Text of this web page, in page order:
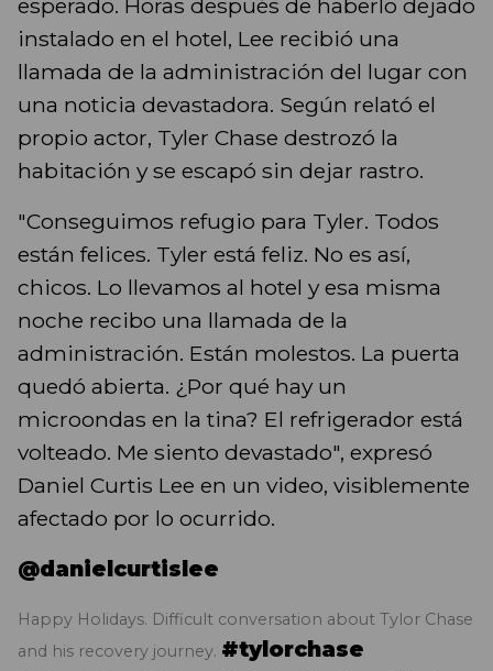
esperado. Horas después de haberlo dejado
instalado en el hotel, Lee recibió una
llamada de la administración del lugar con
una noticia devastadora. Según relató el
propio actor, Tyler Chase destrozó la
habitación y se escapó sin dejar rastro.
"Conseguimos refugio para Tyler. Todos
están felices. Tyler está feliz. No es así,
chicos. Lo llevamos al hotel y esa misma
noche recibo una llamada de la
administración. Están molestos. La puerta
quedó abierta. ¿Por qué hay un
microondas en la tina? El refrigerador está
volteado. Me siento devastado", expresó
Daniel Curtis Lee en un video, visiblemente
afectado por lo ocurrido.
@danielcurtislee
Happy Holidays. Difficult conversation about Tylor Chase
and his recovery journey. #tylorchase